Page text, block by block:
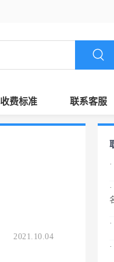
收费标准 联系客服
2021.10.04